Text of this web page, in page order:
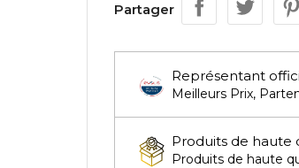
Partager
Représentant
Meilleurs Prix,
Produits de haute
Produits de haute